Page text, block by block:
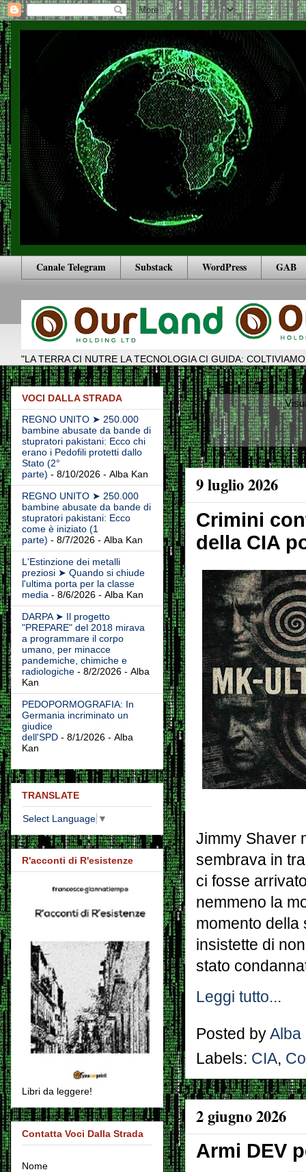
Canale Telegram Substack WordPress GAB
"LA TERRA CI NUTRE LA TECNOLOGIA CI GUIDA:
9 luglio 2026
Crimini
della CIA
Jimmy Shaver
sembrava in
ci fosse
nemmeno la
momento della
insistette di
stato
Leggi tutto...
Posted by Alba
Labels: CIA,
2 giugno 2026
Armi DEV
VOCI DALLA STRADA
REGNO UNITO ➤ 250.000
bambine abusate da bande di
stupratori pakistani: Ecco chi
erano i Pedofili protetti dallo
Stato (2°
parte) - 8/10/2026 - Alba Kan
REGNO UNITO ➤ 250.000
bambine abusate da bande di
stupratori pakistani: Ecco
come è iniziato (1
parte) - 8/7/2026 - Alba Kan
L'Estinzione dei metalli
preziosi ➤ Quando si chiude
l'ultima porta per la classe
media - 8/6/2026 - Alba Kan
DARPA ➤ Il progetto
"PREPARE" del 2018 mirava
a programmare il corpo
umano, per minacce
pandemiche, chimiche e
radiologiche - 8/2/2026 - Alba
Kan
PEDOPORMOGRAFIA: In
Germania incriminato un
giudice
dell'SPD - 8/1/2026 - Alba
Kan
TRANSLATE
Select Language ▼
R'acconti di R'esistenze
Libri da leggere!
Contatta Voci Dalla Strada
Nome